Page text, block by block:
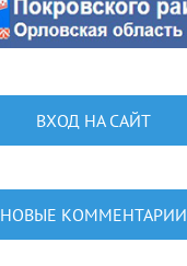
ВХОД НА САЙТ
НОВЫЕ КОММЕНТАРИИ